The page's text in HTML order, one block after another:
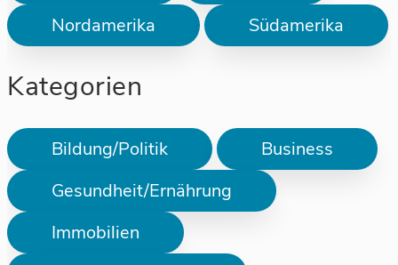
Nordamerika
Südamerika
Kategorien
Bildung/Politik
Business
Gesundheit/Ernährung
Immobilien